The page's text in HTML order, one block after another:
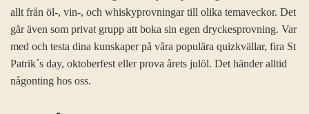
allt från öl-, vin-, och whiskyprovningar till olika temaveckor. Det
går även som privat grupp att boka sin egen dryckesprovning. Var
med och testa dina kunskaper på våra populära quizkvällar, fira St
Patrik´s day, oktoberfest eller prova årets julöl. Det händer alltid
någonting hos oss.